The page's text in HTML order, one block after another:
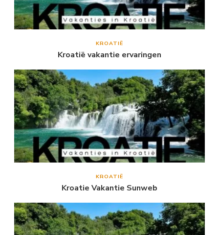
KROATIË
Kroatië vakantie ervaringen
KROATIË
Kroatie Vakantie Sunweb